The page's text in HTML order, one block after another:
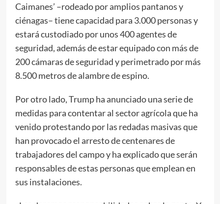
Caimanes’ –rodeado por amplios pantanos y
ciénagas– tiene capacidad para 3.000 personas y
estará custodiado por unos 400 agentes de
seguridad, además de estar equipado con más de
200 cámaras de seguridad y perimetrado por más
8.500 metros de alambre de espino.
Por otro lado, Trump ha anunciado una serie de
medidas para contentar al sector agrícola que ha
venido protestando por las redadas masivas que
han provocado el arresto de centenares de
trabajadores del campo y ha explicado que serán
responsables de estas personas que emplean en
sus instalaciones.